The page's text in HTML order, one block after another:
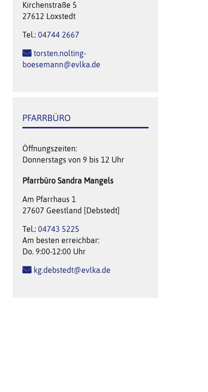
Kirchenstraße 5
27612 Loxstedt
Tel.: 04744 2667
torsten.nolting-
boesemann@evlka.de
PFARRBÜRO
Öffnungszeiten:
Donnerstags von 9 bis 12 Uhr
Pfarrbüro Sandra Mangels
Am Pfarrhaus 1
27607 Geestland [Debstedt]
Tel.: 04743 5225
Am besten erreichbar:
Do. 9:00-12:00 Uhr
kg.debstedt@evlka.de